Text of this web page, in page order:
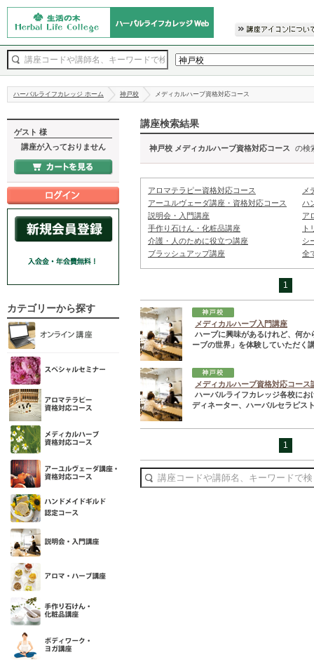
ハーバルライフカレッジ ホーム 神戸校 メディカルハーブ資格対応コース
ゲスト 様
講座が入っておりません
カテゴリーから探す
講座検索結果
神戸校 メディカルハーブ資格対応コース の検
アロマテラピー資格対応コース
メ
アーユルヴェーダ講座・資格対応コース
ハ
説明会・入門講座
ア
手作り石けん・化粧品講座
ト
介護・人のために役立つ講座
シ
ブラッシュアップ講座
全
1
メディカルハーブ入門講座
ハーブに興味があるけれど、何
ーブの世界」を体験していただく
メディカルハーブ資格対応コース
ハーバルライフカレッジ各校に
ディネーター、ハーバルセラピス
1